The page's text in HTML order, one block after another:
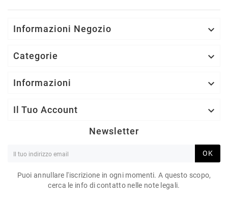
Informazioni Negozio 
Categorie 
Informazioni 
Il Tuo Account 
Newsletter
OK
Puoi annullare l'iscrizione in ogni momenti. A questo scopo,
cerca le info di contatto nelle note legali.